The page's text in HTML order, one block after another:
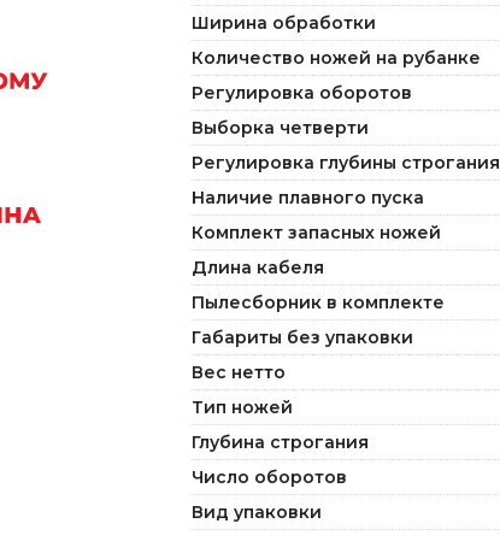
Ширина обработки
Количество ножей на рубанке
Регулировка оборотов
Выборка четверти
Регулировка глубины строгания
Наличие плавного пуска
Комплект запасных ножей
Длина кабеля
Пылесборник в комплекте
Габариты без упаковки
Вес нетто
Тип ножей
Глубина строгания
Число оборотов
Вид упаковки